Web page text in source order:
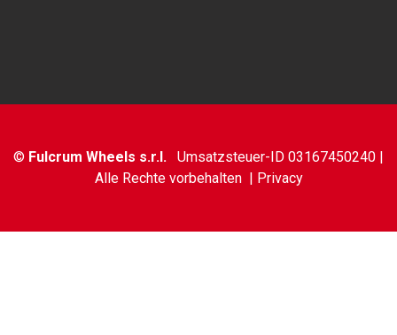
© Fulcrum Wheels s.r.l. Umsatzsteuer-ID 03167450240 |
Alle Rechte vorbehalten | Privacy